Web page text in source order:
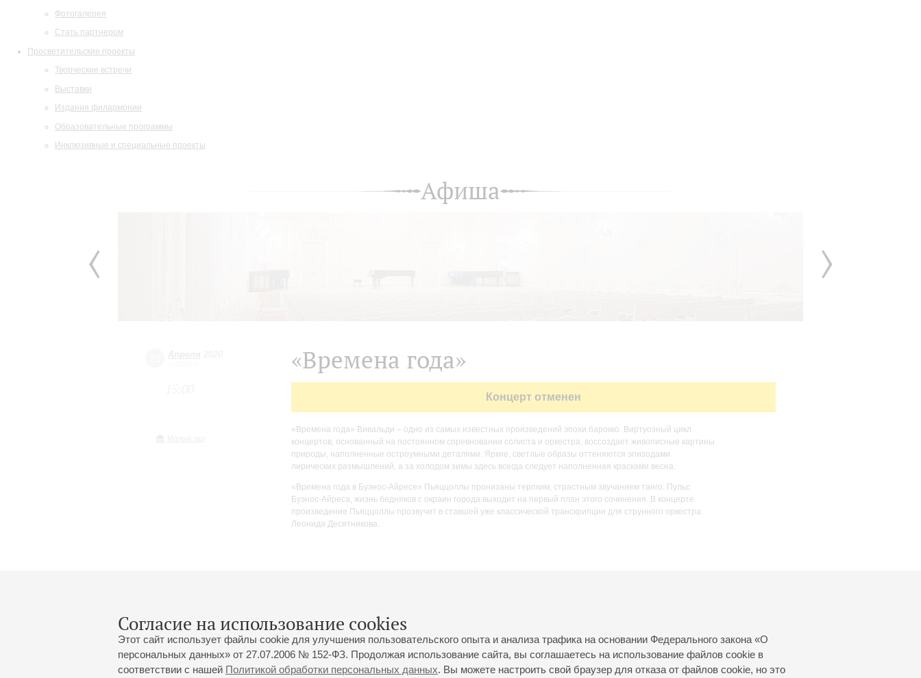
Фотогалерея
Стать партнером
Просветительские проекты
Творческие встречи
Выставки
Издания филармонии
Образовательные программы
Инклюзивные и специальные проекты
Согласие на использование cookies
Этот сайт использует файлы cookie для улучшения пользовательского опыта и анализа трафика на основании Федерального закона «О
персональных данных» от 27.07.2006 № 152-ФЗ. Продолжая использование сайта, вы соглашаетесь на использование файлов cookie в
соответствии с нашей Политикой обработки персональных данных. Вы можете настроить свой браузер для отказа от файлов cookie, но это
Афиша
«Времена года»
Концерт отменен
«Времена года» Вивальди – одно из самых известных произведений эпохи барокко. Виртуозный цикл
концертов, основанный на постоянном соревновании солиста и оркестра, воссоздает живописные картины
природы, наполненные остроумными деталями. Яркие, светлые образы оттеняются эпизодами
лирических размышлений, а за холодом зимы здесь всегда следует наполненная красками весна.
«Времена года в Буэнос-Айресе» Пьяццоллы пронизаны терпким, страстным звучанием танго. Пульс
Буэнос-Айреса, жизнь бедняков с окраин города выходит на первый план этого сочинения. В концерте
произведение Пьяццоллы прозвучит в ставшей уже классической транскрипции для струнного оркестра
Леонида Десятникова.